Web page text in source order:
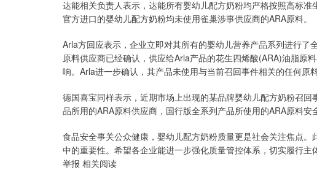
达能相关负责人表示，达能所有婴幼儿配方奶粉均严格按照高标
官方进口的婴幼儿配方奶粉均未使用雀巢涉事供应商的ARA原料。
Arla方回应表示，企业立即对其所有的婴幼儿营养产品系列进行
原料供应商已经确认，供应给Arla产品的花生四烯酸(ARA)油脂原
响。Arla进一步确认，其产品未使用与当前召回事件相关的任何原
德国喜宝同样表示，近期市场上出现的某品牌婴幼儿配方奶粉召
品所用的ARA原料供应商，国行版全系列产品所使用的ARA原料安
食品安全事关公众健康，婴幼儿配方奶粉质量更是社会关注焦点
中的重要性。希望各企业能进一步强化质量管控体系，切实履行
举报 相关阅读